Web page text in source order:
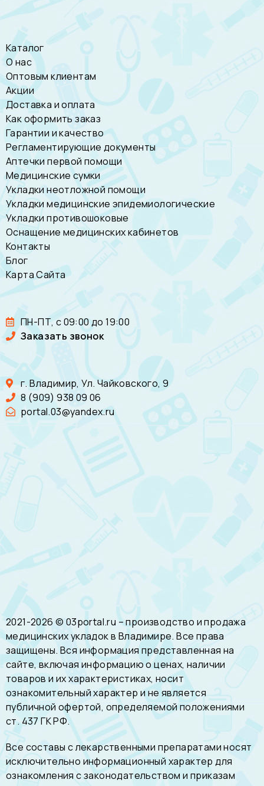
Каталог
О нас
Оптовым клиентам
Акции
Доставка и оплата
Как оформить заказ
Гарантии и качество
Регламентирующие документы
Аптечки первой помощи
Медицинские сумки
Укладки неотложной помощи
Укладки медицинские эпидемиологические
Укладки противошоковые
Оснащение медицинских кабинетов
Контакты
Блог
Карта Сайта
ПН-ПТ, с 09:00 до 19:00
Заказать звонок
г. Владимир, Ул. Чайковского, 9
8 (909) 938 09 06
portal.03@yandex.ru
2021-2026 © 03portal.ru – производство и продажа
медицинских укладок в Владимире. Все права
защищены. Вся информация представленная на
сайте, включая информацию о ценах, наличии
товаров и их характеристиках, носит
ознакомительный характер и не является
публичной офертой, определяемой положениями
ст. 437 ГК РФ.
Все составы с лекарственными препаратами носят
исключительно информационный характер для
ознакомления с законодательством и приказам